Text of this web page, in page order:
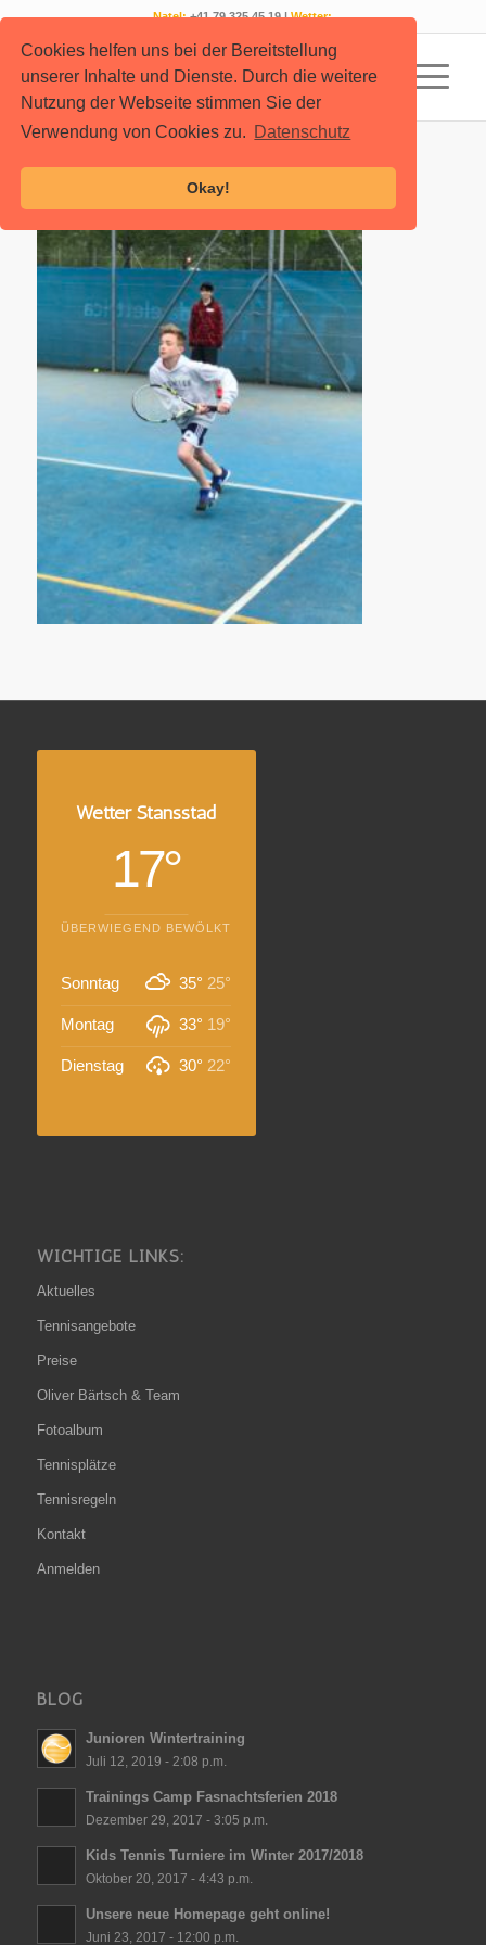
Cookies helfen uns bei der Bereitstellung
unserer Inhalte und Dienste. Durch die weitere
Nutzung der Webseite stimmen Sie der
Verwendung von Cookies zu. Datenschutz
Okay!
Natel:+41 79 325 45 19 |Wetter:
Wetter Stansstad
17°
ÜBERWIEGEND BEWÖLKT
Sonntag 35° 25°
Montag 33° 19°
Dienstag 30° 22°
WICHTIGE LINKS:
Aktuelles
Tennisangebote
Preise
Oliver Bärtsch & Team
Fotoalbum
Tennisplätze
Tennisregeln
Kontakt
Anmelden
BLOG
Junioren Wintertraining
Juli 12, 2019 - 2:08 p.m.
Trainings Camp Fasnachtsferien 2018
Dezember 29, 2017 - 3:05 p.m.
Kids Tennis Turniere im Winter 2017/2018
Oktober 20, 2017 - 4:43 p.m.
Unsere neue Homepage geht online!
Juni 23, 2017 - 12:00 p.m.